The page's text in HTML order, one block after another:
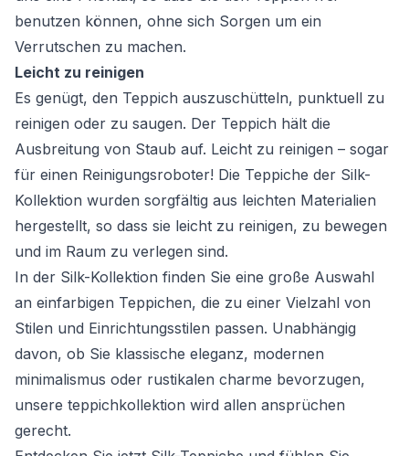
benutzen können, ohne sich Sorgen um ein
Verrutschen zu machen.
Leicht zu reinigen
Es genügt, den Teppich auszuschütteln, punktuell zu
reinigen oder zu saugen. Der Teppich hält die
Ausbreitung von Staub auf. Leicht zu reinigen – sogar
für einen Reinigungsroboter! Die Teppiche der Silk-
Kollektion wurden sorgfältig aus leichten Materialien
hergestellt, so dass sie leicht zu reinigen, zu bewegen
und im Raum zu verlegen sind.
In der Silk-Kollektion finden Sie eine große Auswahl
an einfarbigen Teppichen, die zu einer Vielzahl von
Stilen und Einrichtungsstilen passen. Unabhängig
davon, ob Sie klassische eleganz, modernen
minimalismus oder rustikalen charme bevorzugen,
unsere teppichkollektion wird allen ansprüchen
gerecht.